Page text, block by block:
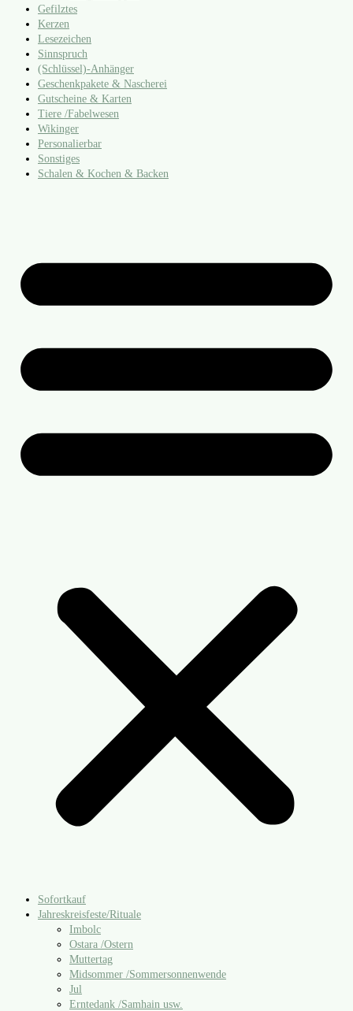
Gefilztes
Kerzen
Lesezeichen
Sinnspruch
(Schlüssel)-Anhänger
Geschenkpakete & Nascherei
Gutscheine & Karten
Tiere /​Fabelwesen
Wikinger
Personalierbar
Sonstiges
Schalen & Kochen & Backen
Sofortkauf
Jahreskreisfeste/​Rituale
Imbolc
Ostara /​Ostern
Muttertag
Midsommer /​Sommersonnenwende
Jul
Erntedank /​Samhain usw.